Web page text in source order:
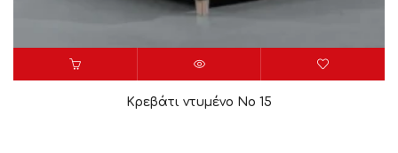
Κρεβάτι ντυμένο Νο 15